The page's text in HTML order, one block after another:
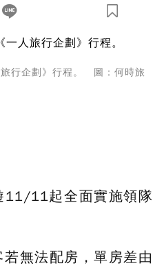
行企劃》行程。 圖：何時旅
11/11起全面實施領隊
若無法配房，單房差由